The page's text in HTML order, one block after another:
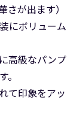
さが出ます）
にボリューム
高級なパンプ
て印象をアッ